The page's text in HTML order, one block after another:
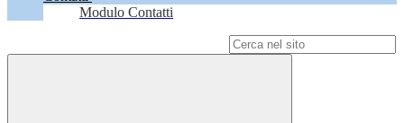
Modulo Contatti